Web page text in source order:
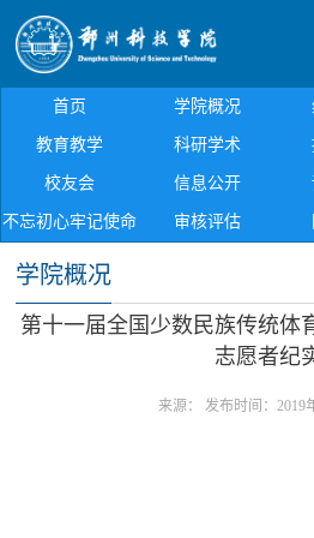
首页 学院概况
教育教学 科研学术
校友会 信息公开
不忘初心牢记使命 审核评估
学院概况
第十一届全国少数民族传统体
志愿者纪
来源： 发布时间：2019